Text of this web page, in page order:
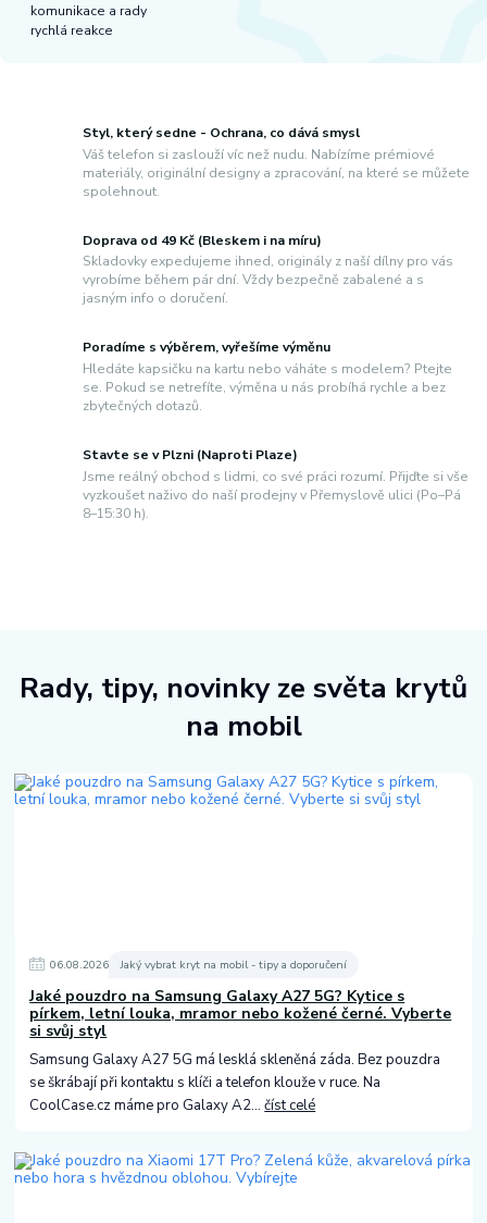
Styl, který sedne - Ochrana, co dává smysl
Váš telefon si zaslouží víc než nudu. Nabízíme prémiové
materiály, originální designy a zpracování, na které se můžete
spolehnout.
Doprava od 49 Kč (Bleskem i na míru)
Skladovky expedujeme ihned, originály z naší dílny pro vás
vyrobíme během pár dní. Vždy bezpečně zabalené a s
jasným info o doručení.
Poradíme s výběrem, vyřešíme výměnu
Hledáte kapsičku na kartu nebo váháte s modelem? Ptejte
se. Pokud se netrefíte, výměna u nás probíhá rychle a bez
zbytečných dotazů.
Stavte se v Plzni (Naproti Plaze)
Jsme reálný obchod s lidmi, co své práci rozumí. Přijďte si vše
vyzkoušet naživo do naší prodejny v Přemyslově ulici (Po–Pá
8–15:30 h).
komunikace a rady
rychlá reakce
Rady, tipy, novinky ze světa krytů
na mobil
06.08.2026 Jaký vybrat kryt na mobil - tipy a doporučení
Jaké pouzdro na Samsung Galaxy A27 5G? Kytice s
pírkem, letní louka, mramor nebo kožené černé. Vyberte
si svůj styl
Samsung Galaxy A27 5G má lesklá skleněná záda. Bez pouzdra
se škrábají při kontaktu s klíči a telefon klouže v ruce. Na
CoolCase.cz máme pro Galaxy A2...číst celé